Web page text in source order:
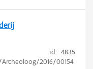
id : 4835
2016/00154